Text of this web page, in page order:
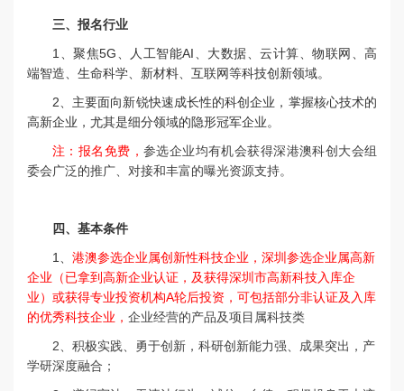
三、报名行业
1、聚焦5G、人工智能AI、大数据、云计算、物联网、高
端智造、生命科学、新材料、互联网等科技创新领域。
2、主要面向新锐快速成长性的科创企业，掌握核心技术的
高新企业，尤其是细分领域的隐形冠军企业。
注：报名免费， 参选企业均有机会获得深港澳科创大会组
委会广泛的推广、对接和丰富的曝光资源支持。
四、基本条件
1、 港澳参选企业属创新性科技企业，深圳 参选企业属高新
企业（已拿到高新企业认证，及获得深圳市高新科技入库企
业）或获得专业投资机构A轮后投资，可包括部分非认证及入库
的优秀科技企业， 企业经营的产品及项目属科技类
2、积极实践、勇于创新，科研创新能力强、成果突出，产
学研深度融合；